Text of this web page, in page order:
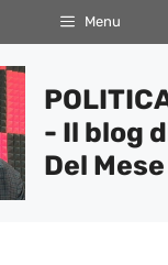
Menu
- Il blog
Del Mese